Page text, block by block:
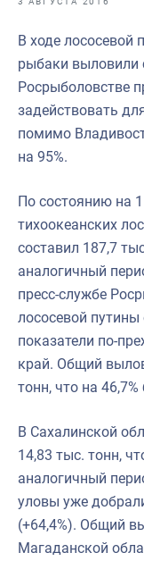
Выставки и
Научно-
Рыбоохрана
Укрепление
События в
В ходе лососевой
рыбаки выловили
Росрыболовстве
задействовать
помимо
на 95%.
По состоянию на
тихоокеанских
составил 187,7
аналогичный
пресс-службе
лососевой
показатели по-
край. Общий
тонн, что на
В Сахалинской
14,83 тыс. тонн,
аналогичный
уловы уже
(+64,4%). Общий
Магаданской